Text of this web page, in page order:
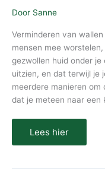
Door Sanne
Verminderen van
mensen mee
gezwollen huid onder
uitzien, en dat terwijl je
meerdere manieren
dat je meteen naar een
Lees hier